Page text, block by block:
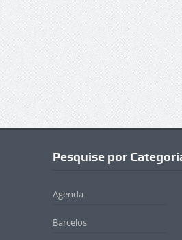
Pesquise por
Agenda
Barcelos